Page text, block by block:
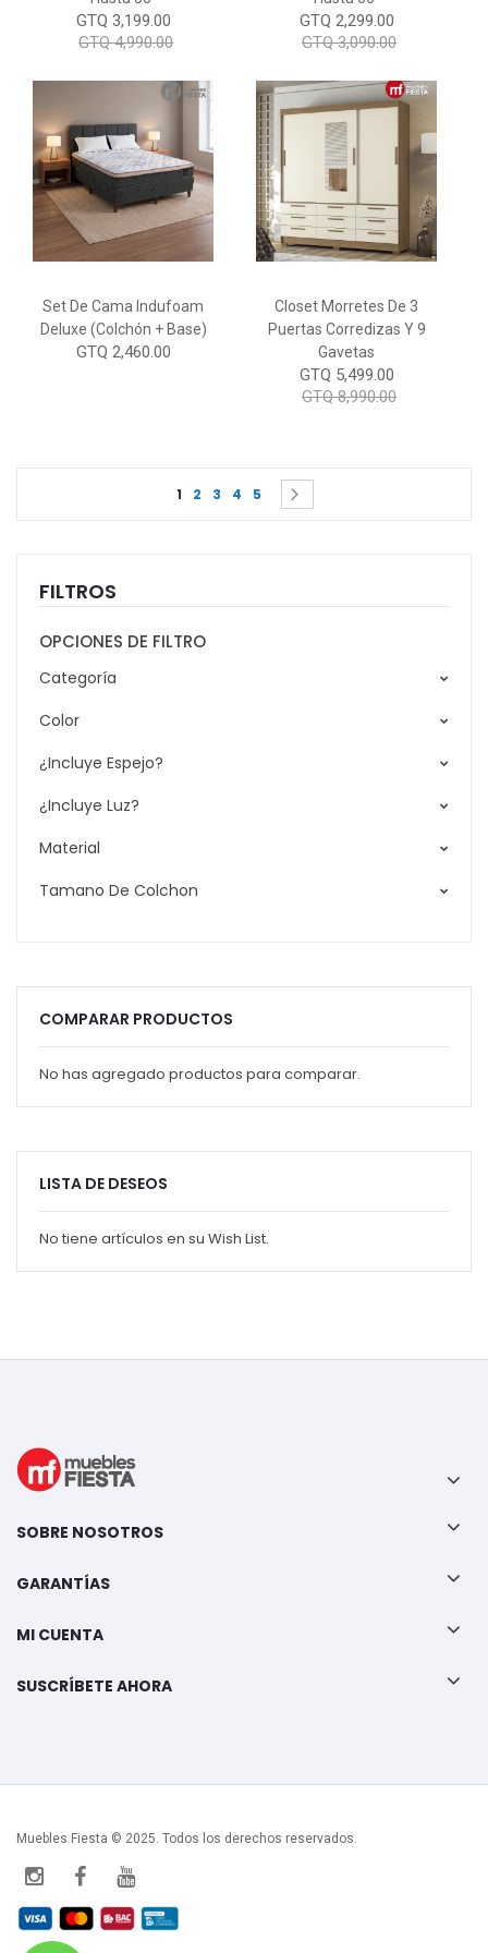
GTQ 3,199.00
GTQ 4,990.00
GTQ 2,299.00
GTQ 3,090.00
Set De Cama Indufoam
Deluxe (Colchón + Base)
GTQ 2,460.00
Closet Morretes De 3
Puertas Corredizas Y 9
Gavetas
GTQ 5,499.00
GTQ 8,990.00
Page
You're currently reading page
1 Page
2 Page
3 Page
4 Page
5 Page
FILTROS
OPCIONES DE FILTRO
Categoría
Color
¿Incluye Espejo?
¿Incluye Luz?
Material
Tamano De Colchon
COMPARAR PRODUCTOS
No has agregado productos para comparar.
LISTA DE DESEOS
No tiene artículos en su Wish List.
SOBRE NOSOTROS
GARANTÍAS
MI CUENTA
SUSCRÍBETE AHORA
Muebles Fiesta © 2025. Todos los derechos reservados.